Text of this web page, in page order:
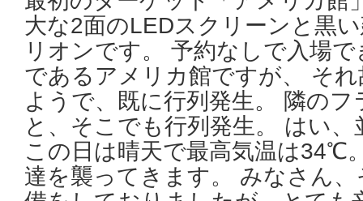
大な2面のLEDスクリーンと黒
リオンです。 予約なしで入場
であるアメリカ館ですが、 そ
ようで、既に行列発生。 隣の
と、そこでも行列発生。 はい
この日は晴天で最高気温は34℃
達を襲ってきます。 みなさん